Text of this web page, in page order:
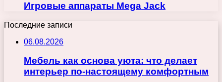
Игровые аппараты Mega Jack
Последние записи
06.08.2026
Мебель как основа уюта: что делает
интерьер по-настоящему комфортным